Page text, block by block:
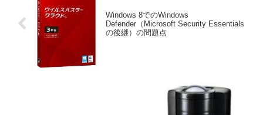
Windows 8でのWindows
Defender（Microsoft Security Essentials
の後継）の問題点